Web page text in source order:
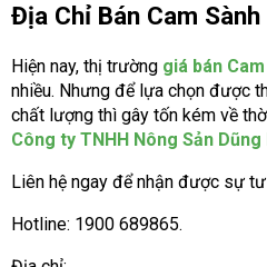
Địa Chỉ Bán Cam
Hiện nay, thị trường giá bán
nhiều. Nhưng để lựa chọn được
chất lượng thì gây tốn kém về
Công ty TNHH Nông Sản Dũng
Liên hệ ngay để nhận được sự
Hotline: 1900 689865.